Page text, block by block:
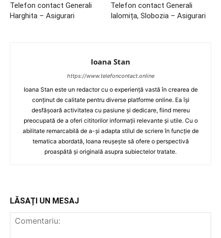
Telefon contact Generali
Harghita – Asigurari
Telefon contact Generali
Ialomița, Slobozia – Asigurari
Ioana Stan
https://www.telefoncontact.online
Ioana Stan este un redactor cu o experiență vastă în crearea de
conținut de calitate pentru diverse platforme online. Ea își
desfășoară activitatea cu pasiune și dedicare, fiind mereu
preocupată de a oferi cititorilor informații relevante și utile. Cu o
abilitate remarcabilă de a-și adapta stilul de scriere în funcție de
tematica abordată, Ioana reușește să ofere o perspectivă
proaspătă și originală asupra subiectelor tratate.
LĂSAȚI UN MESAJ